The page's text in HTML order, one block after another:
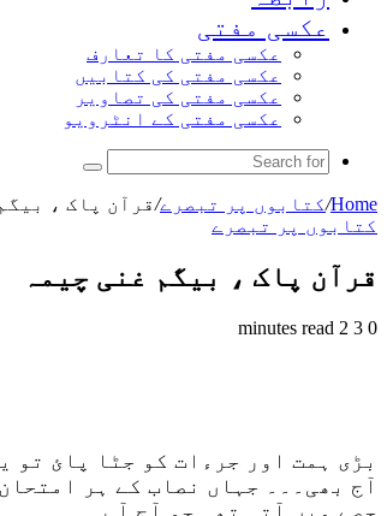
عکسی مفتی
عکسی مفتی کا تعارف
عکسی مفتی کی کتابیں
عکسی مفتی کی تصاویر
عکسی مفتی کے انٹرویو
Search
Home
/کتابوں پر تبصرے/قرآن پاک ،
کتابوں پر تبصرے
قرآن پاک ، بیگم غنی چیمہ
0
2 minutes read
بڑی ہمت اور جرءات کو جٹا پائ تو
آج بھی۔۔۔ جہاں نصاب کے ہر